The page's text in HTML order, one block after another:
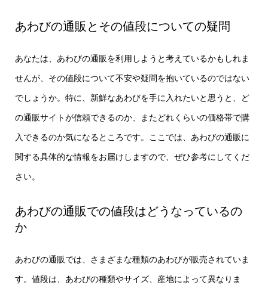
あわびの通販とその値段についての疑問
あなたは、あわびの通販を利用しようと考えているかもしれま
せんが、その値段について不安や疑問を抱いているのではない
でしょうか。特に、新鮮なあわびを手に入れたいと思うと、ど
の通販サイトが信頼できるのか、またどれくらいの価格帯で購
入できるのか気になるところです。ここでは、あわびの通販に
関する具体的な情報をお届けしますので、ぜひ参考にしてくだ
さい。
あわびの通販での値段はどうなっているの
か
あわびの通販では、さまざまな種類のあわびが販売されていま
す。値段は、あわびの種類やサイズ、産地によって異なりま